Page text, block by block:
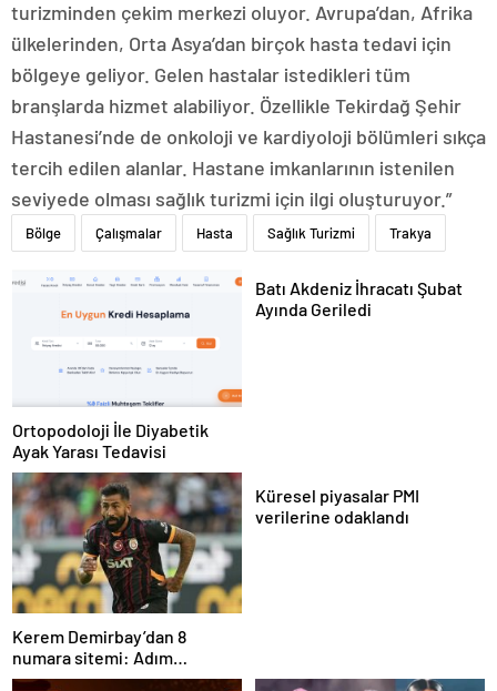
turizminden çekim merkezi oluyor. Avrupa’dan, Afrika
ülkelerinden, Orta Asya’dan birçok hasta tedavi için
bölgeye geliyor. Gelen hastalar istedikleri tüm
branşlarda hizmet alabiliyor. Özellikle Tekirdağ Şehir
Hastanesi’nde de onkoloji ve kardiyoloji bölümleri sıkça
tercih edilen alanlar. Hastane imkanlarının istenilen
seviyede olması sağlık turizmi için ilgi oluşturuyor.”
Bölge Çalışmalar Hasta Sağlık Turizmi Trakya
Ortopodoloji İle Diyabetik
Ayak Yarası Tedavisi
Batı Akdeniz İhracatı Şubat
Ayında Geriledi
Kerem Demirbay’dan 8
numara sitemi: Adım
Kereminho olsaydı…
Küresel piyasalar PMI
verilerine odaklandı